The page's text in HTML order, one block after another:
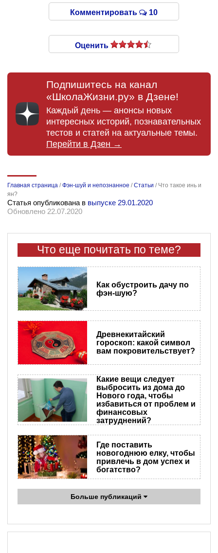
Комментировать 10
Оценить
Подпишитесь на канал
«ШколаЖизни.ру» в Дзене!
Каждый день — анонсы новых
интересных историй, познавательных
тестов и статей на актуальные темы.
Перейти в Дзен →
Главная страница /Фэн-шуй и непознанное /Статьи / Что такое инь и
ян?
Статья опубликована в выпуске 29.01.2020
Обновлено 22.07.2020
Что еще почитать по теме?
Как обустроить дачу по
фэн-шую?
Древнекитайский
гороскоп: какой символ
вам покровительствует?
Какие вещи следует
выбросить из дома до
Нового года, чтобы
избавиться от проблем и
финансовых
затруднений?
Где поставить
новогоднюю елку, чтобы
привлечь в дом успех и
богатство?
Больше публикаций